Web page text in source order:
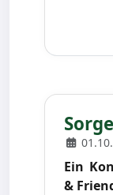
Ein
&